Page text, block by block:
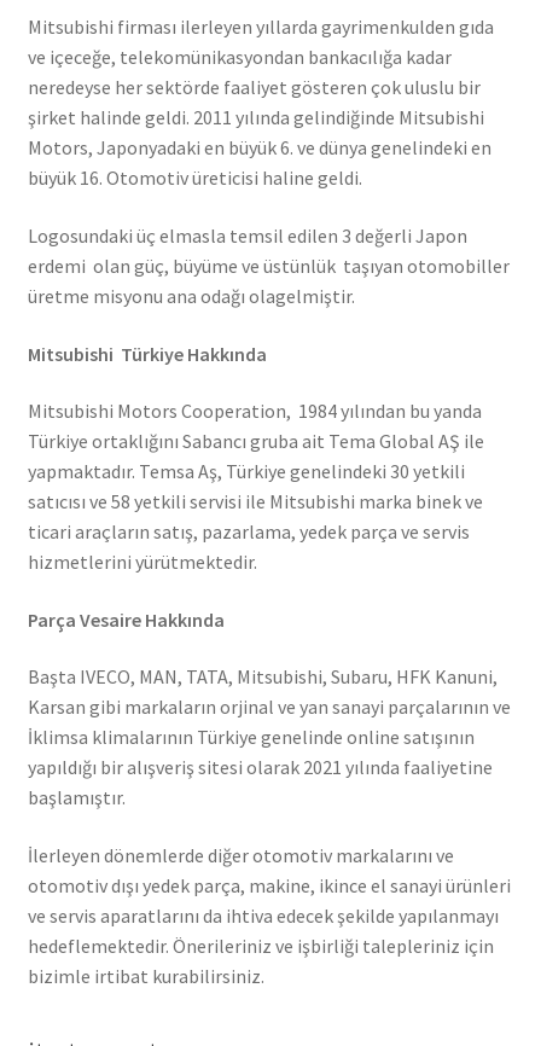
Mitsubishi firması ilerleyen yıllarda gayrimenkulden gıda
ve içeceğe, telekomünikasyondan bankacılığa kadar
neredeyse her sektörde faaliyet gösteren çok uluslu bir
şirket halinde geldi. 2011 yılında gelindiğinde Mitsubishi
Motors, Japonyadaki en büyük 6. ve dünya genelindeki en
büyük 16. Otomotiv üreticisi haline geldi.
Logosundaki üç elmasla temsil edilen 3 değerli Japon
erdemi olan güç, büyüme ve üstünlük taşıyan otomobiller
üretme misyonu ana odağı olagelmiştir.
Mitsubishi Türkiye Hakkında
Mitsubishi Motors Cooperation, 1984 yılından bu yanda
Türkiye ortaklığını Sabancı gruba ait Tema Global AŞ ile
yapmaktadır. Temsa Aş, Türkiye genelindeki 30 yetkili
satıcısı ve 58 yetkili servisi ile Mitsubishi marka binek ve
ticari araçların satış, pazarlama, yedek parça ve servis
hizmetlerini yürütmektedir.
Parça Vesaire Hakkında
Başta IVECO, MAN, TATA, Mitsubishi, Subaru, HFK Kanuni,
Karsan gibi markaların orjinal ve yan sanayi parçalarının ve
İklimsa klimalarının Türkiye genelinde online satışının
yapıldığı bir alışveriş sitesi olarak 2021 yılında faaliyetine
başlamıştır.
İlerleyen dönemlerde diğer otomotiv markalarını ve
otomotiv dışı yedek parça, makine, ikince el sanayi ürünleri
ve servis aparatlarını da ihtiva edecek şekilde yapılanmayı
hedeflemektedir. Önerileriniz ve işbirliği talepleriniz için
bizimle irtibat kurabilirsiniz.